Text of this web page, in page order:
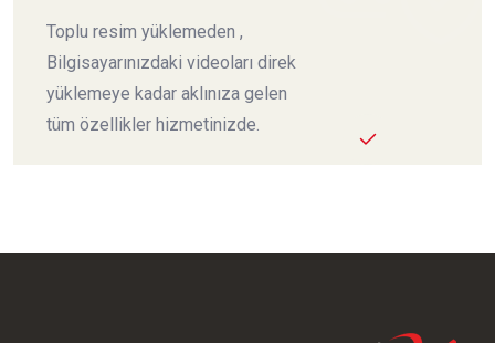
Toplu resim yüklemeden ,
Bilgisayarınızdaki videoları direk
yüklemeye kadar aklınıza gelen
tüm özellikler hizmetinizde.